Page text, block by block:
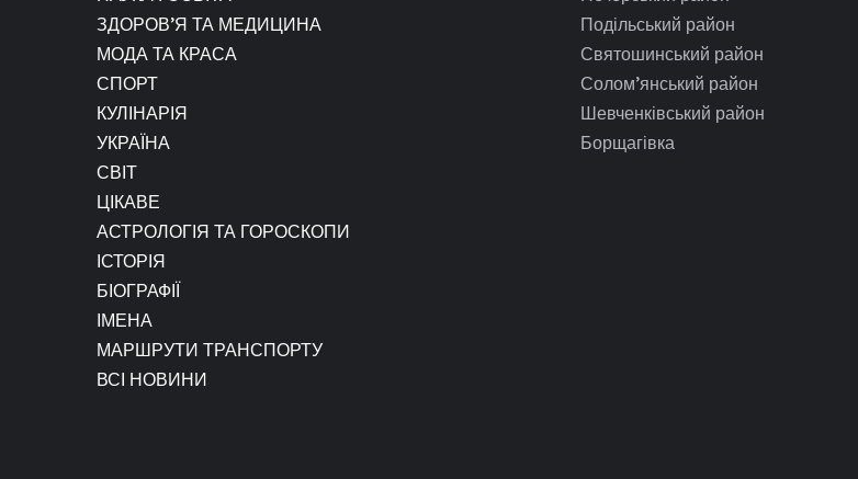
ЗДОРОВ’Я ТА МЕДИЦИНА
МОДА ТА КРАСА
СПОРТ
КУЛІНАРІЯ
УКРАЇНА
СВІТ
ЦІКАВЕ
АСТРОЛОГІЯ ТА ГОРОСКОПИ
ІСТОРІЯ
БІОГРАФІЇ
ІМЕНА
МАРШРУТИ ТРАНСПОРТУ
ВСІ НОВИНИ
Подільський район
Святошинський район
Солом’янський район
Шевченківський район
Борщагівка